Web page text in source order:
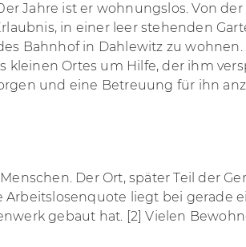
Jahre ist er wohnungslos. Von
in einer leer stehenden
Bahnhof in Dahlewitz zu
kleinen Ortes um Hilfe, der ihm
und eine Betreuung für ihn
Der Ort, später Teil der
liegt bei gerade
gebaut hat. [2] Vielen